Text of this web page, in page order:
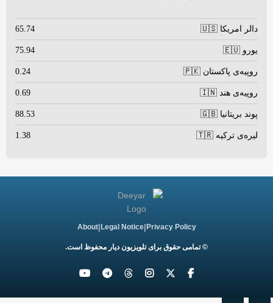
دالر امریکا 🇺🇸 65.74
یورو 🇪🇺 75.94
روپیه‌ی پاکستان 🇵🇰 0.24
روپیه‌ی هند 🇮🇳 0.69
پوند بریتانیا 🇬🇧 88.53
لیره‌ی ترکیه 🇹🇷 1.38
Privacy Policy
|
Legal Notice
|
About
© تمامی حقوق برای تلویزیون دیار محفوظ است.